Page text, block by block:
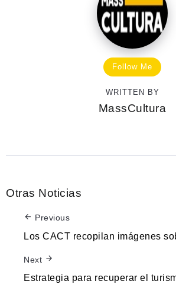
Follow Me
WRITTEN BY
MassCultura
Otras Noticias
Previous
Los CACT recopilan imágenes
Next
Estrategia para recuperar el